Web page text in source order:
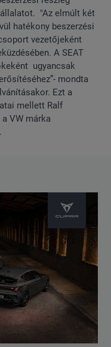
"Az elmúlt két
hatékony beszerzési
vezetőjeként
A SEAT
ugyancsak
mondta
Ezt a
mellett Ralf
a VW márka